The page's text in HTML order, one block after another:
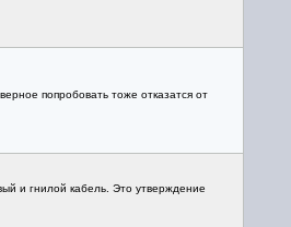
попробовать тоже отказатся от
и гнилой кабель. Это утверждение